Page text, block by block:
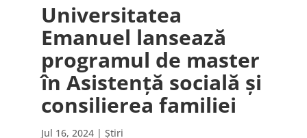
Universitatea
Emanuel lansează
programul de master
în Asistență socială și
consilierea familiei
Jul 16, 2024| Știri